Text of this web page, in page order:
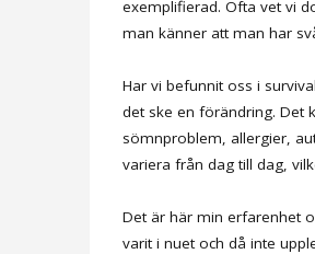
exemplifierad. Ofta vet vi
man känner att man har
Har vi befunnit oss i
det ske en förändring. Det
sömnproblem, allergier,
variera från dag till dag,
Det är här min erfarenhet
varit i nuet och då inte